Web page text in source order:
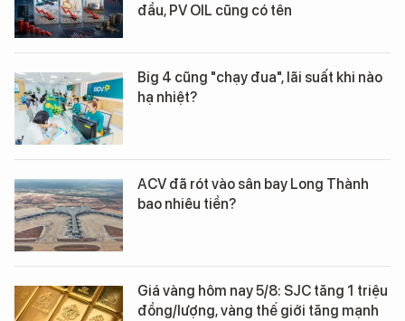
đầu, PV OIL cũng có tên
Big 4 cũng "chạy đua", lãi suất khi nào
hạ nhiệt?
ACV đã rót vào sân bay Long Thành
bao nhiêu tiền?
Giá vàng hôm nay 5/8: SJC tăng 1 triệu
đồng/lượng, vàng thế giới tăng mạnh